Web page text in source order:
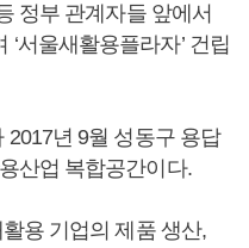
정부 관계자들 앞에서
서울새활용플라자’ 건립
년 9월 성동구 용답
산업 복합공간이다.
용 기업의 제품 생산,